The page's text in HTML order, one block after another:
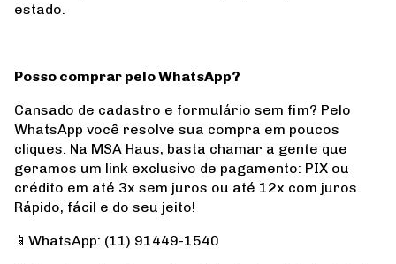
estado.
Posso comprar pelo WhatsApp?
Cansado de cadastro e formulário sem fim? Pelo
WhatsApp você resolve sua compra em poucos
cliques. Na MSA Haus, basta chamar a gente que
geramos um link exclusivo de pagamento: PIX ou
crédito em até 3x sem juros ou até 12x com juros.
Rápido, fácil e do seu jeito!
📱WhatsApp: (11) 91449-1540